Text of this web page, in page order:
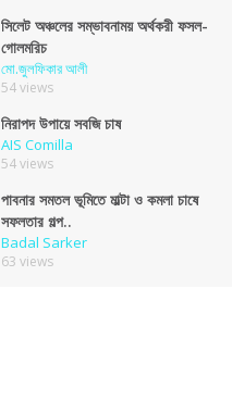
সিলেট অঞ্চলের সম্ভাবনাময় অর্থকরী ফসল-
গোলমরিচ
মো.জুলফিকার আলী
54 views
নিরাপদ উপায়ে সবজি চাষ
AIS Comilla
54 views
পাবনার সমতল ভূমিতে মাল্টা ও কমলা চাষে
সফলতার গল্প..
Badal Sarker
63 views